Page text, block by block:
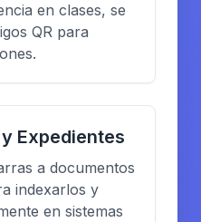
en clases, se
QR para
Expedientes
a documentos
indexarlos y
en sistemas